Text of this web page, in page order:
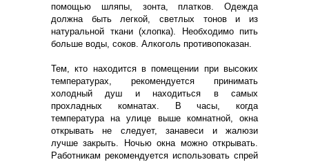
помощью шляпы, зонта, платков. Одежда
должна быть легкой, светлых тонов и из
натуральной ткани (хлопка). Необходимо пить
больше воды, соков. Алкоголь противопоказан.
Тем, кто находится в помещении при высоких
температурах, рекомендуется принимать
холодный душ и находиться в самых
прохладных комнатах. В часы, когда
температура на улице выше комнатной, окна
открывать не следует, занавеси и жалюзи
лучше закрыть. Ночью окна можно открывать.
Работникам рекомендуется использовать спрей